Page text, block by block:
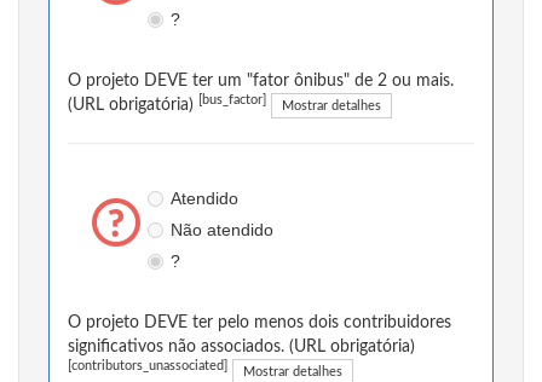
?
O projeto DEVE ter um "fator ônibus" de 2 ou mais.
(URL obrigatória)
[bus_factor] Mostrar detalhes
Atendido
Não atendido
?
O projeto DEVE ter pelo menos dois contribuidores
significativos não associados. (URL obrigatória)
[contributors_unassociated] Mostrar detalhes